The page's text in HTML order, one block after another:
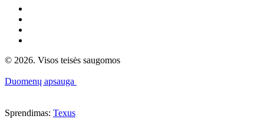
© 2026. Visos teisės saugomos
Duomenų apsauga
Sprendimas: Texus